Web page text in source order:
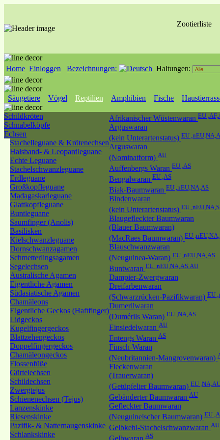
Zootierliste
Home Einloggen Bezeichnungen: Haltungen:
Säugetiere Vögel Reptilien Amphibien Fische
Schildkröten
Schnabelköpfe
Echsen
Stachelleguane & Krötenechsen
Halsband- & Leopardleguane
Echte Leguane
Stachelschwanzleguane
Erdleguane
Großkopfleguane
Madagaskarleguane
Glattkopfleguane
Buntleguane
Saumfinger (Anolis)
Basilisken
Kielschwanzleguane
Dornschwanzagamen
Schmetterlingsagamen
Segelechsen
Australische Agamen
Eigentliche Agamen
Südasiatische Agamen
Chamäleons
Eigentliche Geckos (Haftfinger)
Lidgeckos
Kugelfingergeckos
Blattzehengeckos
Doppelfingergeckos
Chamäleongeckos
Flossenfüße
Gürtelechsen
Schildechsen
Zwergtejus
Schienenechsen (Tejus)
Lanzenskinke
Riesenskinke
Pazifik- & Natternaugenskinke
Schlankskinke
Afrikanischer Wüstenwaran EU
Arguswaran
(kein Unterartenstatus) EU
Arguswaran
(Nominatform) AU
Auffenbergs Waran EU ,AS
Bengalwaran EU ,AS
Biak-Baumwaran EU ,nEU,NA,AS
Bindenwaran
(kein Unterartenstatus) EU
Blaugefleckter Baumwaran
(Blauer Baumwaran)
(MacRaes Baumwaran) EU
Blauschwanzwaran
(Neuguinea-Waran) EU ,nEU,NA,AS
Buntwaran EU ,nEU,NA,AS,AU
Dampier-Zwergwaran
Dreifarbenwaran
(Schwarzrücken-Pazifikwaran) EU
Dumerilwaran
(Dumérils Waran) EU ,NA,AS
Einsiedelwaran AU
Entengs Waran AS
Finsch-Waran
(Neubritannien-Mangrovenwaran)
Fleckenwaran
(Trauerwaran)
(Getüpfelter Baumwaran) EU
Gebänderter Baumwaran AU
Gefleckter Baumwaran
(Neuguineischer Baumwaran) EU
Gelbkehl-Stachelschwanzwaran AU
AS